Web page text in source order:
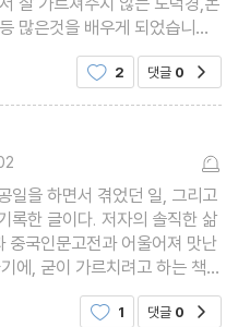
많은것을 배우게 되었습니다.
심오한 세계가 있다는 것에 놀
설여졌지만 하고싶은것을 해
2 댓글 0
일을 하면서 겪었던 일, 그리고
록한 글이다. 저자의 솔직한 삶
중국인문고전과 어울어져 맛난
에, 굳이 가르치려고 하는 책보
런 작가의 모습을 보면서 나는
. "행
1 댓글 0